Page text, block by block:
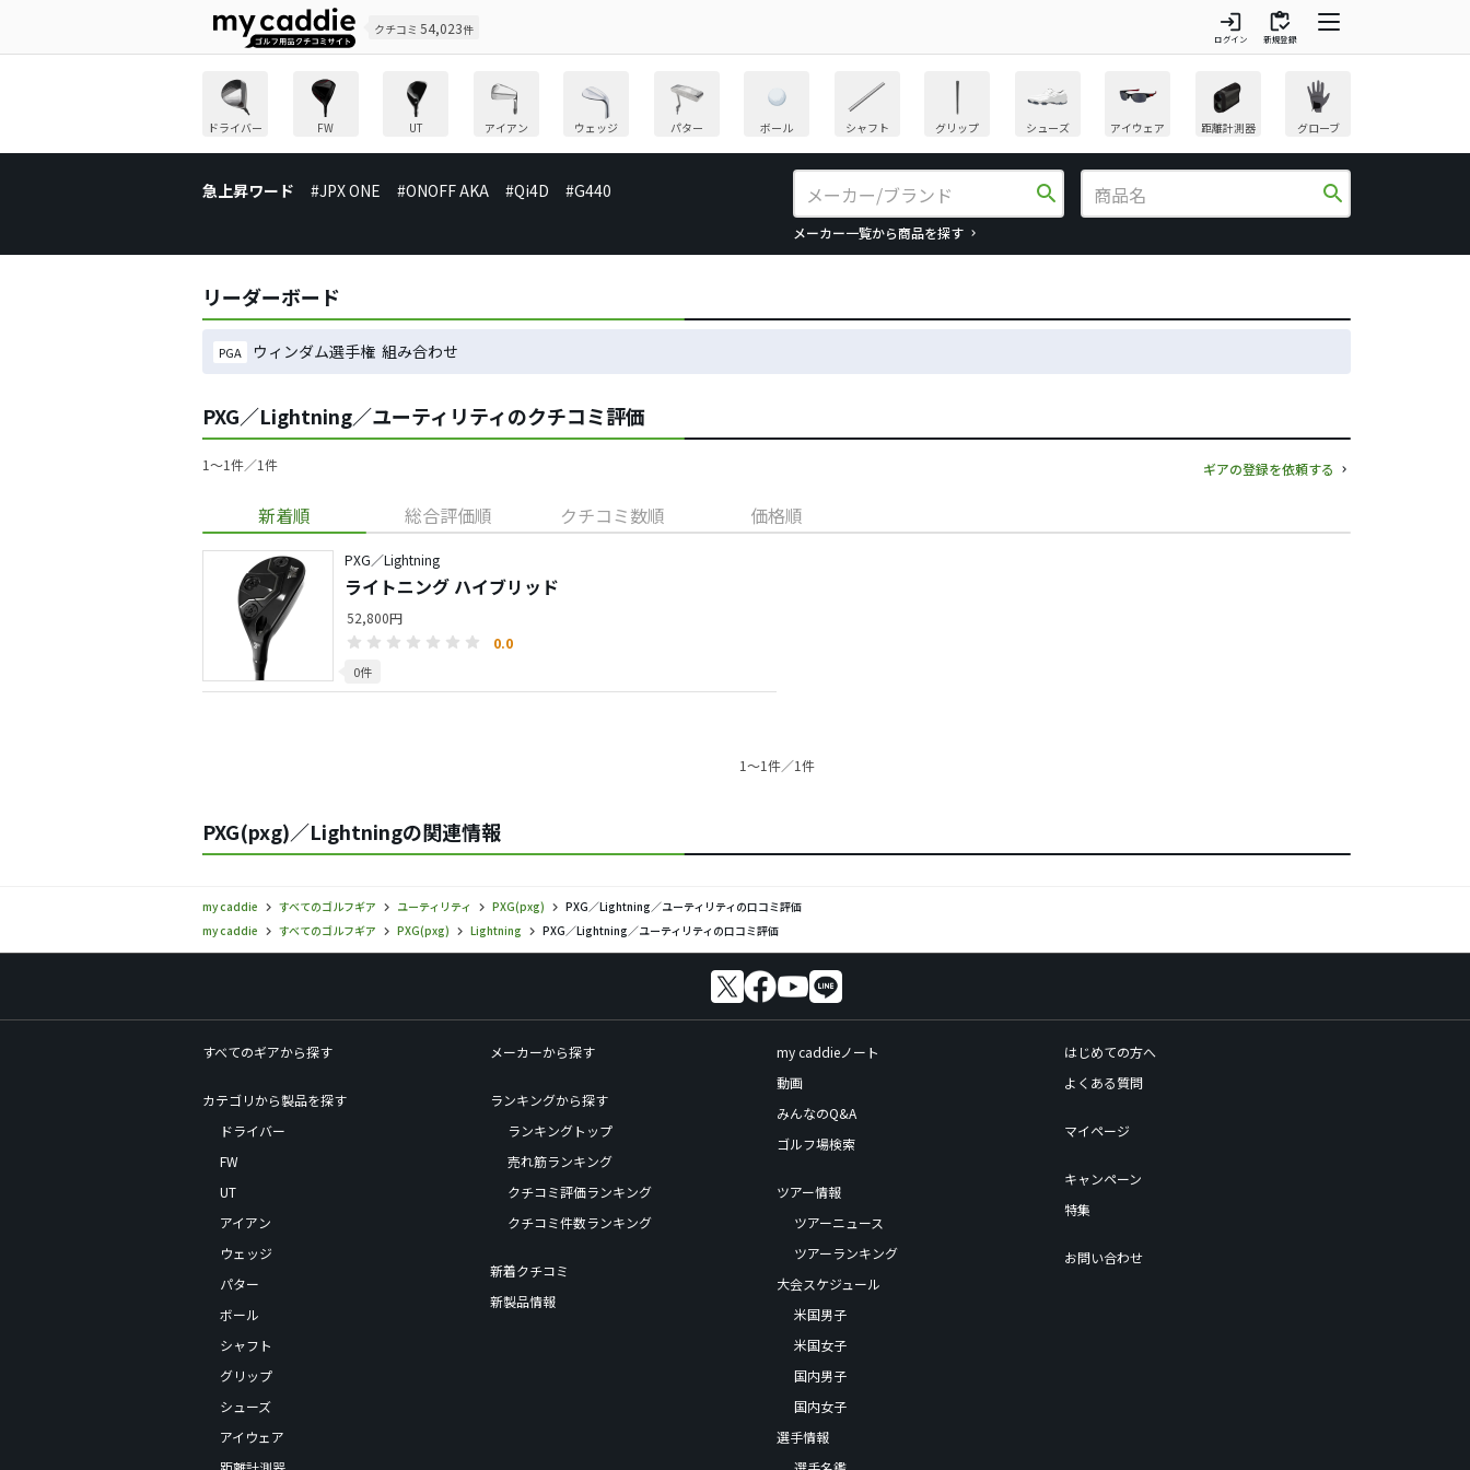
クチコミ 54,023件 login
ログイン
inventory
新規登録
ドライバー FW UT アイアン ウェッジ パター ボール シャフト グリップ シューズ アイウェア 距離計測器 グローブ
急上昇ワード #JPX ONE #ONOFF AKA #Qi4D #G440 search
メーカー一覧から商品を探す
search
リーダーボード
PGA ウィンダム選手権 組み合わせ
PXG／Lightning／ユーティリティのクチコミ評価
1〜1件／1件 ギアの登録を依頼する
新着順 総合評価順 クチコミ数順 価格順
PXG／Lightning
ライトニング ハイブリッド
52,800円
0.0
0件
1〜1件／1件
PXG(pxg)／Lightningの関連情報
my caddie すべてのゴルフギア ユーティリティ PXG(pxg)
PXG／Lightning／ユーティリティの口コミ評価
my caddie
すべてのゴルフギア PXG(pxg) Lightning PXG／Lightning／ユーティリティの口コミ評価
すべてのギアから探す
カテゴリから製品を探す
ドライバー
FW
UT
アイアン
ウェッジ
パター
ボール
シャフト
グリップ
シューズ
アイウェア
メーカーから探す
ランキングから探す
ランキングトップ
売れ筋ランキング
クチコミ評価ランキング
クチコミ件数ランキング
新着クチコミ
新製品情報
my caddieノート
動画
みんなのQ&A
ゴルフ場検索
ツアー情報
ツアーニュース
ツアーランキング
大会スケジュール
米国男子
米国女子
国内男子
国内女子
選手情報
はじめての方へ
よくある質問
マイページ
キャンペーン
特集
お問い合わせ